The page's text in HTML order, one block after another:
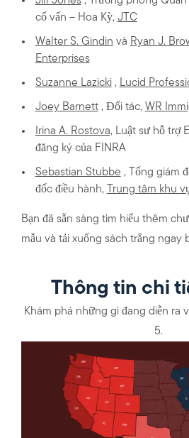
cố vấn – Hoa Kỳ, JTC
Walter S. Gindin và Ryan J.
Enterprises
Suzanne Lazicki, Lucid
Joey Barnett, Đối tác, WR
Irina A. Rostova,Luật sư hỗ trợ
đăng ký của FINRA
Sebastian Stubbe , Tổng giám
đốc điều hành,
Trung tâm khu
Bạn đã sẵn sàng tìm hiểu thêm
mẫu và tải xuống sách trắng ngay
Thông tin chi
Khám phá những gì đang diễn ra
5.